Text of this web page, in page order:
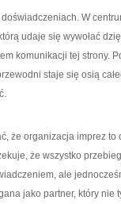
W
udaje się wywołać
komunikacji tej strony.
staje się osią
że organizacja imprez
że wszystko
ale
jako partner, który nie